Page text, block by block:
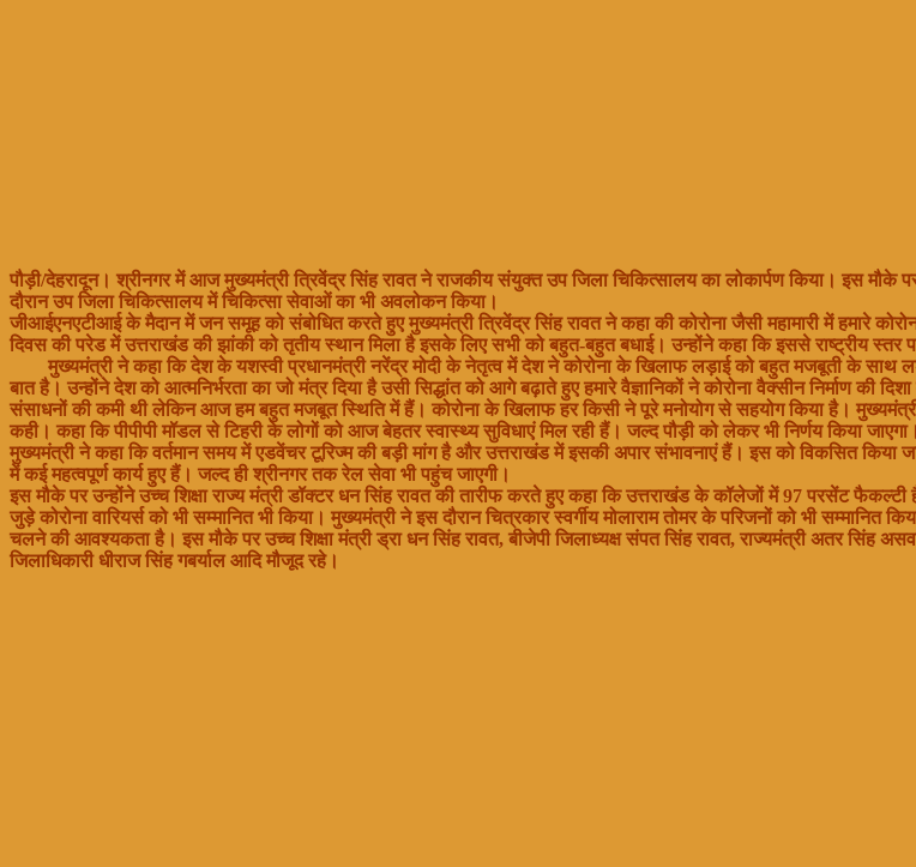
पौड़ी/देहरादून। श्रीनगर में आज मुख्यमंत्री त्रिवेंद्र सिंह रावत ने राजकीय संयुक्त उप जिला चिकित्सालय का लोकार्पण किया। इस मौके
दौरान उप जिला चिकित्सालय में चिकित्सा सेवाओं का भी अवलोकन किया।
जीआईएनएटीआई के मैदान में जन समूह को संबोधित करते हुए मुख्यमंत्री त्रिवेंद्र सिंह रावत ने कहा की कोरोना जैसी महामारी में हमारे
दिवस की परेड में उत्तराखंड की झांकी को तृतीय स्थान मिला है इसके लिए सभी को बहुत-बहुत बधाई। उन्होंने कहा कि इससे राष्ट्रीय स्तर
मुख्यमंत्री ने कहा कि देश के यशस्वी प्रधानमंत्री नरेंद्र मोदी के नेतृत्व में देश ने कोरोना के खिलाफ लड़ाई को बहुत मजबूती के साथ
बात है। उन्होंने देश को आत्मनिर्भरता का जो मंत्र दिया है उसी सिद्धांत को आगे बढ़ाते हुए हमारे वैज्ञानिकों ने कोरोना वैक्सीन निर्माण की
संसाधनों की कमी थी लेकिन आज हम बहुत मजबूत स्थिति में हैं। कोरोना के खिलाफ हर किसी ने पूरे मनोयोग से सहयोग किया है। मुख्यमंत्री
कही। कहा कि पीपीपी मॉडल से टिहरी के लोगों को आज बेहतर स्वास्थ्य सुविधाएं मिल रही हैं। जल्द पौड़ी को लेकर भी निर्णय किया जाएगा।
मुख्यमंत्री ने कहा कि वर्तमान समय में एडवेंचर टूरिज्म की बड़ी मांग है और उत्तराखंड में इसकी अपार संभावनाएं हैं। इस को विकसित
में कई महत्वपूर्ण कार्य हुए हैं। जल्द ही श्रीनगर तक रेल सेवा भी पहुंच जाएगी।
इस मौके पर उन्होंने उच्च शिक्षा राज्य मंत्री डॉक्टर धन सिंह रावत की तारीफ करते हुए कहा कि उत्तराखंड के कॉलेजों में 97 परसेंट
जुड़े कोरोना वारियर्स को भी सम्मानित भी किया। मुख्यमंत्री ने इस दौरान चित्रकार स्वर्गीय मोलाराम तोमर के परिजनों को भी
चलने की आवश्यकता है। इस मौके पर उच्च शिक्षा मंत्री ड्रा धन सिंह रावत, बीजेपी जिलाध्यक्ष संपत सिंह रावत, राज्यमंत्री अतर सिंह
जिलाधिकारी धीराज सिंह गबर्याल आदि मौजूद रहे।